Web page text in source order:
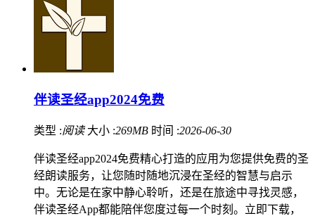
伴读圣经app2024免费
类型 :阅读 大小 :269MB 时间 :2026-06-30
伴读圣经app2024免费精心打造的应用为您提供免费的圣
经朗读服务，让您随时随地沉浸在圣经的智慧与启示
中。无论是在家中静心聆听，还是在旅途中寻找灵感，
伴读圣经App都能陪伴您度过每一个时刻。立即下载，